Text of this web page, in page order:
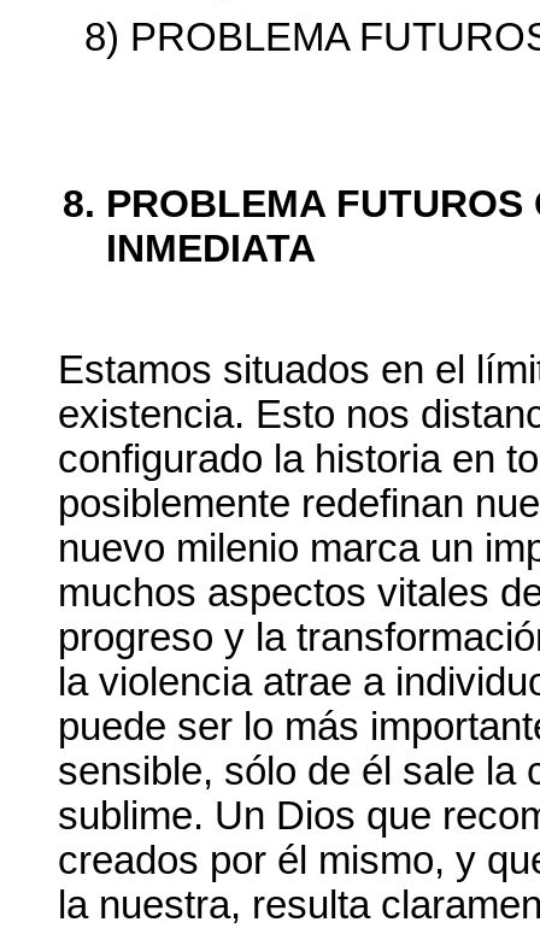
8) PROBLEMA
PROBLEMA FUTUROS
INMEDIATA
Estamos situados en el
existencia. Esto nos
configurado la historia en
posiblemente redefinan
nuevo milenio marca un
muchos aspectos vitales
progreso y la
la violencia atrae a
puede ser lo más
sensible, sólo de él sale la
sublime. Un Dios que
creados por él mismo, y
la nuestra, resulta